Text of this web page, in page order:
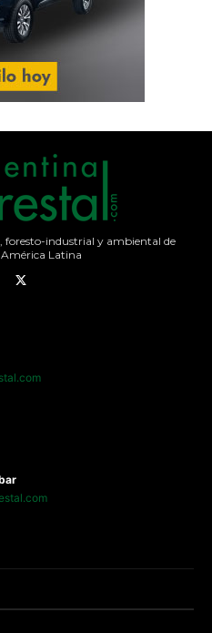
foresto-industrial y ambiental de
Latina